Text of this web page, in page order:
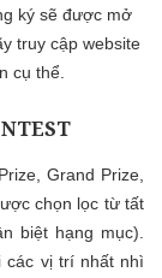
ký sẽ được mở
truy cập website
cụ thể.
Grand Prize,
chọn lọc từ tất
biệt hạng mục).
các vị trí nhất nhì